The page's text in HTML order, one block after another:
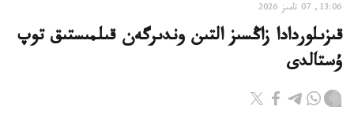
13:06, 07 تامىز 2026
قىزىلوردادا زاڭسىز التىن وندىرگەن قىلمىستىق توپ
ۇستالدى